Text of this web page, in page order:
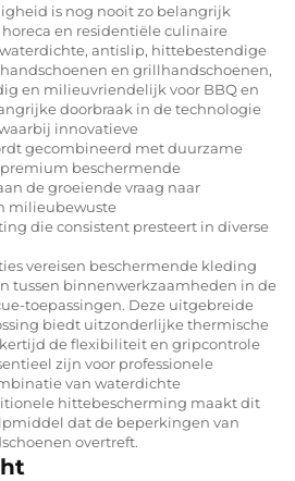
is nog nooit zo belangrijk
en residentiële culinaire
antislip, hittebestendige
en grillhandschoenen,
en milieuvriendelijk voor BBQ en
doorbraak in de technologie
innovatieve
gecombineerd met duurzame
beschermende
de groeiende vraag naar
milieubewuste
die consistent presteert in diverse
vereisen beschermende kleding
tussen binnenwerkzaamheden in de
toepassingen. Deze uitgebreide
biedt uitzonderlijke thermische
de flexibiliteit en gripcontrole
zijn voor professionele
van waterdichte
hittebescherming maakt dit
dat de beperkingen van
overtreft.